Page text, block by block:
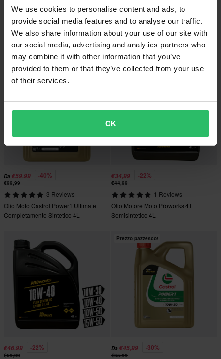
We use cookies to personalise content and ads, to
provide social media features and to analyse our traffic.
We also share information about your use of our site with
our social media, advertising and analytics partners who
may combine it with other information that you’ve
provided to them or that they’ve collected from your use
of their services.
OK
€14,99
3 Reviews
Olio Forcella Proworks 1 L
€9,99
24 Reviews
Olio Spray Filtro Aria Proworks Air
Filter Oil Spray 400 ml
Da €59,99 -40%
€99,99
3 Reviews
Olio Moto Castrol Power1 Ultimate
Completamente Sintetico 4L
€34,99 -22%
€44,99
1 Reviews
Olio Motore Moto Proworks 4T
Semisintetico 4L
€46,99 -22%
€59,99
Prezzo pazzesco!
Da €45,99 -30%
€65,99